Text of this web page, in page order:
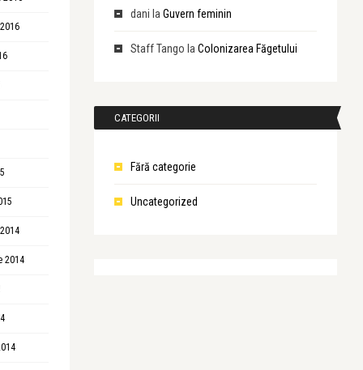
2014
dani la Guvern feminin
Staff Tango la Colonizarea Făgetului
CATEGORII
Fără categorie
Uncategorized